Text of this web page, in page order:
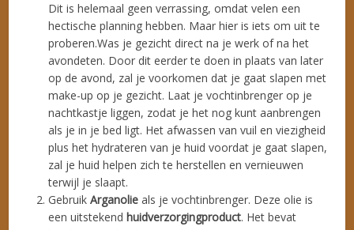
Dit is helemaal geen verrassing, omdat velen een
hectische planning hebben. Maar hier is iets om uit te
proberen.Was je gezicht direct na je werk of na het
avondeten. Door dit eerder te doen in plaats van later
op de avond, zal je voorkomen dat je gaat slapen met
make-up op je gezicht. Laat je vochtinbrenger op je
nachtkastje liggen, zodat je het nog kunt aanbrengen
als je in je bed ligt. Het afwassen van vuil en viezigheid
plus het hydrateren van je huid voordat je gaat slapen,
zal je huid helpen zich te herstellen en vernieuwen
terwijl je slaapt.
GebruikArganolie als je vochtinbrenger. Deze olie is
een uitstekend huidverzorgingproduct. Het bevat